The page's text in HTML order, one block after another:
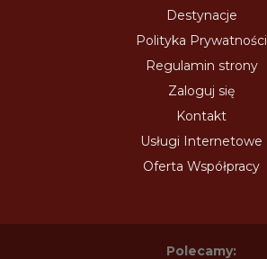
Destynacje
Polityka Prywatności
Regulamin strony
Zaloguj się
Kontakt
Usługi Internetowe
Oferta Współpracy
Polecamy: